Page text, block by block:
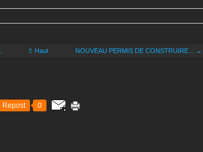
⇧ Haut NOUVEAU PERMIS DE CONSTRUIRE... →
Repost 0